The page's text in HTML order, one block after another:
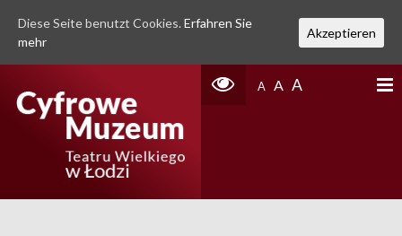
A A A
Diese Seite benutzt Cookies. Erfahren Sie
mehr
Akzeptieren